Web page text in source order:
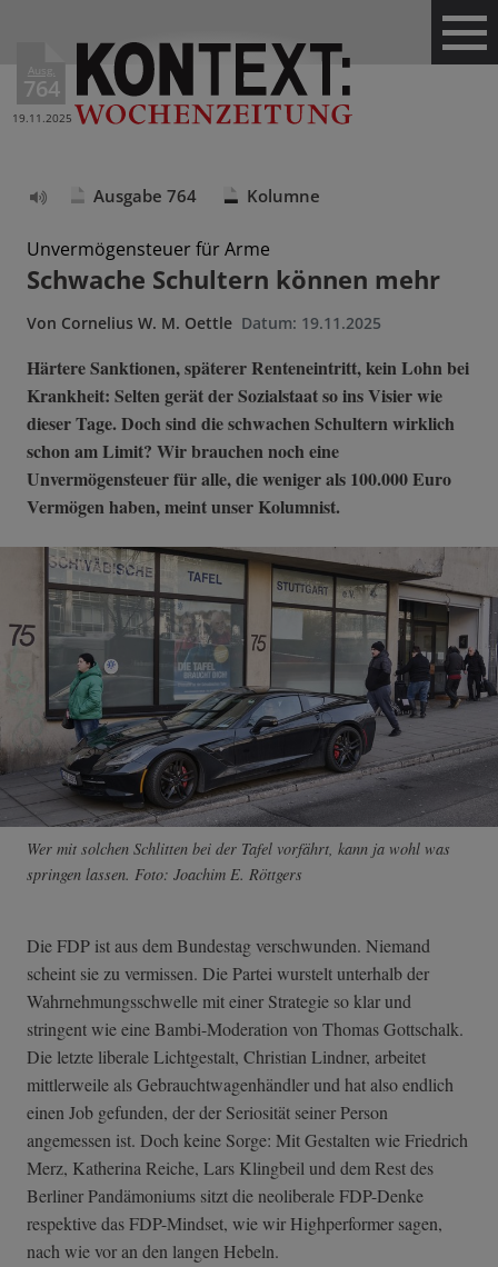
Ausg.
764
19.11.2025
vorlesen
Ausgabe 764 Kolumne
Unvermögensteuer für Arme
Schwache Schultern können mehr
Von Cornelius W. M. Oettle Datum: 19.11.2025
Härtere Sanktionen, späterer Renteneintritt, kein Lohn bei
Krankheit: Selten gerät der Sozialstaat so ins Visier wie
dieser Tage. Doch sind die schwachen Schultern wirklich
schon am Limit? Wir brauchen noch eine
Unvermögensteuer für alle, die weniger als 100.000 Euro
Vermögen haben, meint unser Kolumnist.
Wer mit solchen Schlitten bei der Tafel vorfährt, kann ja wohl was
springen lassen. Foto: Joachim E. Röttgers
Die FDP ist aus dem Bundestag verschwunden. Niemand
scheint sie zu vermissen. Die Partei wurstelt unterhalb der
Wahrnehmungsschwelle mit einer Strategie so klar und
stringent wie eine Bambi-Moderation von Thomas Gottschalk.
Die letzte liberale Lichtgestalt, Christian Lindner, arbeitet
mittlerweile als Gebrauchtwagenhändler und hat also endlich
einen Job gefunden, der der Seriosität seiner Person
angemessen ist. Doch keine Sorge: Mit Gestalten wie Friedrich
Merz, Katherina Reiche, Lars Klingbeil und dem Rest des
Berliner Pandämoniums sitzt die neoliberale FDP-Denke
respektive das FDP-Mindset, wie wir Highperformer sagen,
nach wie vor an den langen Hebeln.